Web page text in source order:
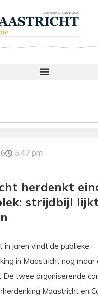
5:47 pm
herdenkt
strijdbijl lijkt
in jaren vindt de publieke
in Maastricht nog maar
De twee organiserende
Maastricht en